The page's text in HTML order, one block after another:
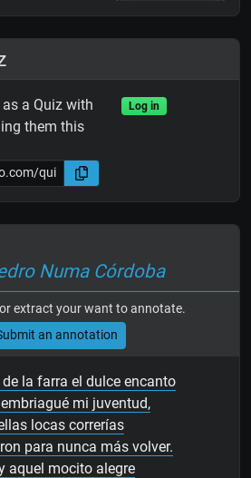
a Quiz with
them this
Log in
Numa Córdoba
extract your want to annotate.
an annotation
la farra el dulce encanto
mi juventud,
locas correrías
para nunca más volver.
aquel mocito alegre